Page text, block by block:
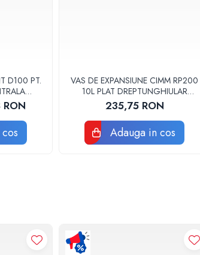
D100 PT.
VAS DE EXPANSIUNE CIMM RP200
10L PLAT DREPTUNGHIULAR
CM9110
235,75 RON
Adauga in cos